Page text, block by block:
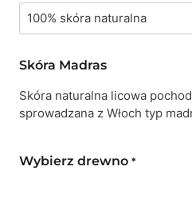
Skóra Madras
Skóra naturalna licowa
sprowadzana z Włoch typ
Wybierz drewno *